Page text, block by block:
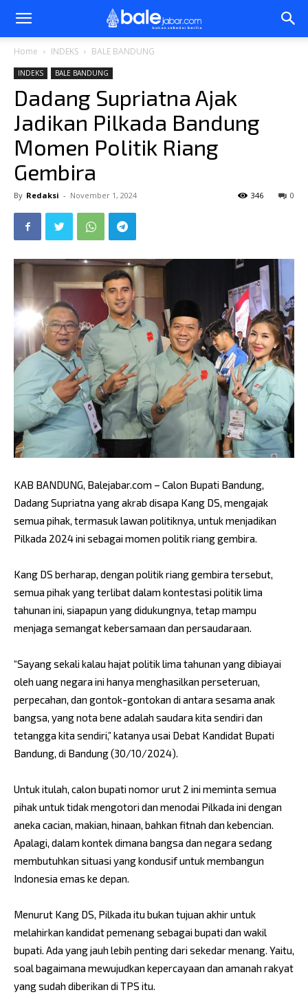
Bale
Jabar
Home INDEKS BALE BANDUNG
INDEKS BALE BANDUNG
Dadang Supriatna Ajak
Jadikan Pilkada Bandung
Momen Politik Riang
Gembira
By Redaksi - November 1, 2024 0
346
KAB BANDUNG, Balejabar.com – Calon Bupati Bandung,
Dadang Supriatna yang akrab disapa Kang DS, mengajak
semua pihak, termasuk lawan politiknya, untuk menjadikan
Pilkada 2024 ini sebagai momen politik riang gembira.
Kang DS berharap, dengan politik riang gembira tersebut,
semua pihak yang terlibat dalam kontestasi politik lima
tahunan ini, siapapun yang didukungnya, tetap mampu
menjaga semangat kebersamaan dan persaudaraan.
“Sayang sekali kalau hajat politik lima tahunan yang dibiayai
oleh uang negara ini hanya menghasilkan perseteruan,
perpecahan, dan gontok-gontokan di antara sesama anak
bangsa, yang nota bene adalah saudara kita sendiri dan
tetangga kita sendiri,” katanya usai Debat Kandidat Bupati
Bandung, di Bandung (30/10/2024).
Untuk itulah, calon bupati nomor urut 2 ini meminta semua
pihak untuk tidak mengotori dan menodai Pilkada ini dengan
aneka cacian, makian, hinaan, bahkan fitnah dan kebencian.
Apalagi, dalam kontek dimana bangsa dan negara sedang
membutuhkan situasi yang kondusif untuk membangun
Indonesia emas ke depan.
Menurut Kang DS, Pilkada itu bukan tujuan akhir untuk
melahirkan kandidat pemenang sebagai bupati dan wakil
bupati. Ada yang jauh lebih penting dari sekedar menang. Yaitu,
soal bagaimana mewujudkan kepercayaan dan amanah rakyat
yang sudah diberikan di TPS itu.